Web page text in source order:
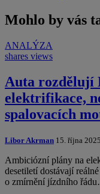
Mohlo by vás
ANALÝZA
shares views
Auta
elektrifikace,
spalovacích
Libor Akrman 15. října 2025
Ambiciózní plány na
desetiletí dostávají
o zmírnění jízdního